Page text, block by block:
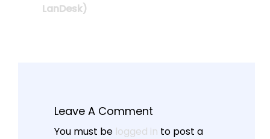
LanDesk)
Leave A Comment
You must be logged in to post a